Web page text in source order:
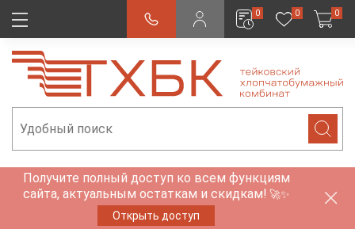
0 0 0
Получите полный доступ ко всем функциям
сайта, актуальным остаткам и скидкам! 🚀✨
Открыть доступ